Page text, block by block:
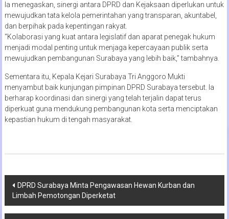
Ia menegaskan, sinergi antara DPRD dan Kejaksaan diperlukan untuk
mewujudkan tata kelola pemerintahan yang transparan, akuntabel,
dan berpihak pada kepentingan rakyat.
“Kolaborasi yang kuat antara legislatif dan aparat penegak hukum
menjadi modal penting untuk menjaga kepercayaan publik serta
mewujudkan pembangunan Surabaya yang lebih baik,” tambahnya.
Sementara itu, Kepala Kejari Surabaya Tri Anggoro Mukti
menyambut baik kunjungan pimpinan DPRD Surabaya tersebut. Ia
berharap koordinasi dan sinergi yang telah terjalin dapat terus
diperkuat guna mendukung pembangunan kota serta menciptakan
kepastian hukum di tengah masyarakat.
Navigasi
pos
DPRD Surabaya Minta Pengawasan Hewan Kurban dan
Limbah Pemotongan Diperketat